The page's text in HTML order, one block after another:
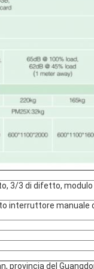
3/3 di difetto, modulo
interruttore manuale
provincia del